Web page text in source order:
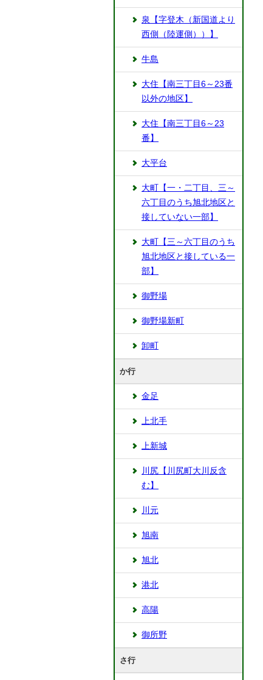
泉【字登木（新国道より
西側（陸運側））】
牛島
大住【南三丁目6～23番
以外の地区】
大住【南三丁目6～23
番】
大平台
大町【一・二丁目、三～
六丁目のうち旭北地区と
接していない一部】
大町【三～六丁目のうち
旭北地区と接している一
部】
御野場
御野場新町
卸町
か行
金足
上北手
上新城
川尻【川尻町大川反含
む】
川元
旭南
旭北
港北
高陽
御所野
さ行